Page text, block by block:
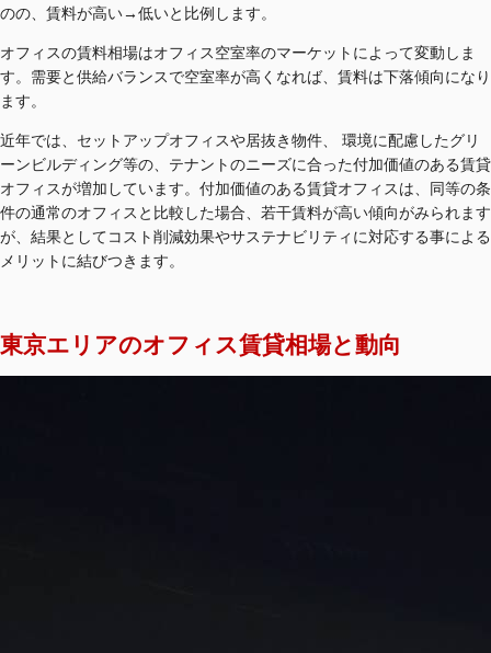
のの、賃料が高い→低いと比例します。​
オフィスの賃料相場はオフィス空室率のマーケットによって変動しま
す。需要と供給バランスで空室率が高くなれば、賃料は下落傾向になり
ます。​
近年では、セットアップオフィスや居抜き物件、 環境に配慮したグリ
ーンビルディング等の、テナントのニーズに合った付加価値のある賃貸
オフィスが増加しています。付加価値のある賃貸オフィスは、同等の条
件の通常のオフィスと比較した場合、若干賃料が高い傾向がみられます
が、結果としてコスト削減効果やサステナビリティに対応する事による
メリットに結びつきます。​
東京エリアのオフィス賃貸相場と動向